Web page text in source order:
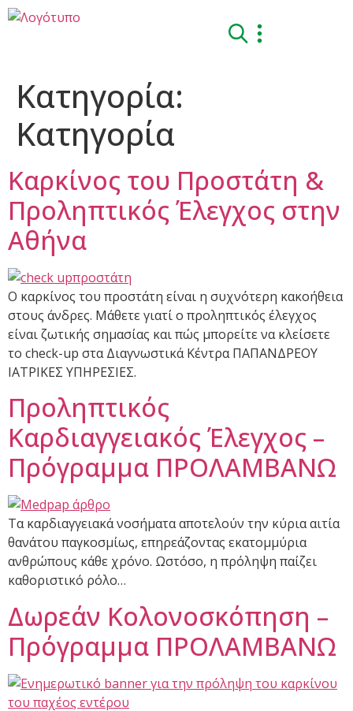
Κατηγορία:
Kατηγορία
Καρκίνος του Προστάτη &
Προληπτικός Έλεγχος στην
Αθήνα
Ο καρκίνος του προστάτη είναι η συχνότερη κακοήθεια
στους άνδρες. Μάθετε γιατί ο προληπτικός έλεγχος
είναι ζωτικής σημασίας και πώς μπορείτε να κλείσετε
το check-up στα Διαγνωστικά Κέντρα ΠΑΠΑΝΔΡΕΟΥ
ΙΑΤΡΙΚΕΣ ΥΠΗΡΕΣΙΕΣ.
Προληπτικός
Καρδιαγγειακός Έλεγχος –
Πρόγραμμα ΠΡΟΛΑΜΒΑΝΩ
Τα καρδιαγγειακά νοσήματα αποτελούν την κύρια αιτία
θανάτου παγκοσμίως, επηρεάζοντας εκατομμύρια
ανθρώπους κάθε χρόνο. Ωστόσο, η πρόληψη παίζει
καθοριστικό ρόλο…
Δωρεάν Κολονοσκόπηση –
Πρόγραμμα ΠΡΟΛΑΜΒΑΝΩ